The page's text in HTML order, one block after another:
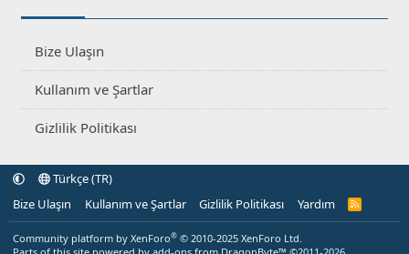
Bize Ulaşın
Kullanım ve Şartlar
Gizlilik Politikası
Türkçe (TR)
Bize Ulaşın
Kullanım ve Şartlar Gizlilik Politikası Yardım
R
Community platform by XenForo® © 2010-2025 XenForo Ltd.